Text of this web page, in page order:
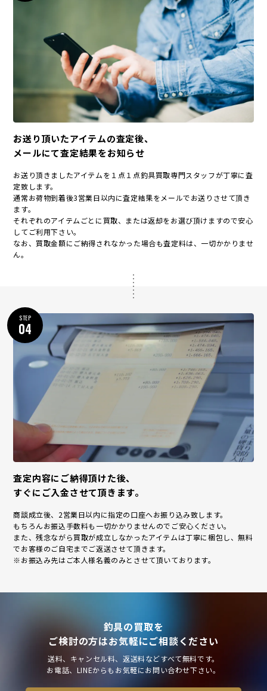
お送り頂いたアイテムの査定後、
メールにて査定結果をお知らせ
お送り頂きましたアイテムを１点１点釣具買取専門スタッフが丁寧に査
定致します。
通常お荷物到着後3営業日以内に査定結果をメールでお送りさせて頂き
ます。
それぞれのアイテムごとに買取、または返却をお選び頂けますので安心
してご利用下さい。
なお、買取金額にご納得されなかった場合も査定料は、一切かかりませ
ん。
04
査定内容にご納得頂けた後、
すぐにご入金させて頂きます。
商談成立後、2営業日以内に指定の口座へお振り込み致します。
もちろんお振込手数料も一切かかりませんのでご安心ください。
また、残念ながら買取が成立しなかったアイテムは丁寧に梱包し、無料
でお客様のご自宅までご返送させて頂きます。
※お振込み先はご本人様名義のみとさせて頂いております。
釣具の買取を
ご検討の方はお気軽にご相談ください
送料、キャンセル料、返送料などすべて無料です。
お電話、LINEからもお気軽にお問い合わせ下さい。